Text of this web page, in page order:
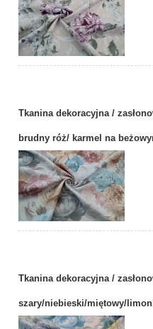
Tkanina dekoracyjna /
brudny róż/ karmel na
Tkanina dekoracyjna /
szary/niebieski/miętowy/